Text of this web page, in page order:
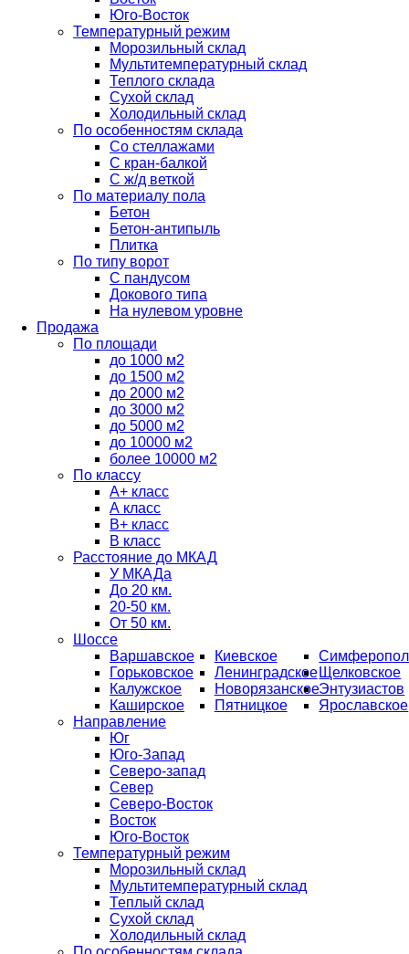
Юго-Восток
Температурный режим
Морозильный склад
Мультитемпературный склад
Теплого склада
Сухой склад
Холодильный склад
По особенностям склада
Со стеллажами
С кран-балкой
С ж/д веткой
По материалу пола
Бетон
Бетон-антипыль
Плитка
По типу ворот
С пандусом
Докового типа
На нулевом уровне
Продажа
По площади
до 1000 м2
до 1500 м2
до 2000 м2
до 3000 м2
до 5000 м2
до 10000 м2
более 10000 м2
По классу
A+ класс
А класс
В+ класс
B класс
Расстояние до МКАД
У МКАДа
До 20 км.
20-50 км.
От 50 км.
Шоссе
Варшавское
Горьковское
Калужское
Каширское
Киевское
Ленинградское
Новорязанское
Пятницкое
Щелковское
Энтузиастов
Ярославское
Направление
Юг
Юго-Запад
Северо-запад
Север
Северо-Восток
Восток
Юго-Восток
Температурный режим
Морозильный склад
Мультитемпературный склад
Теплый склад
Сухой склад
Холодильный склад